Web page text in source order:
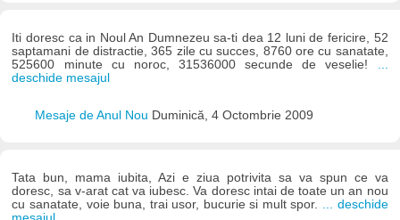
Iti doresc ca in Noul An Dumnezeu sa-ti dea 12 luni de fericire, 52
saptamani de distractie, 365 zile cu succes, 8760 ore cu sanatate,
525600 minute cu noroc, 31536000 secunde de veselie! ...
deschide mesajul
Mesaje de Anul Nou Duminică, 4 Octombrie 2009
Tata bun, mama iubita, Azi e ziua potrivita sa va spun ce va
doresc, sa v-arat cat va iubesc. Va doresc intai de toate un an nou
cu sanatate, voie buna, trai usor, bucurie si mult spor.
... deschide